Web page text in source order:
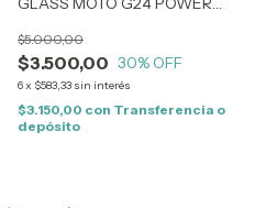
$3.500,00
$5.000,00
30% OFF
6x $583,33 sin interés
$3.150,00 con Transferencia o
depósito